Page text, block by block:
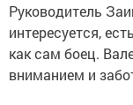
Руководитель
интересуется,
как сам боец.
вниманием и